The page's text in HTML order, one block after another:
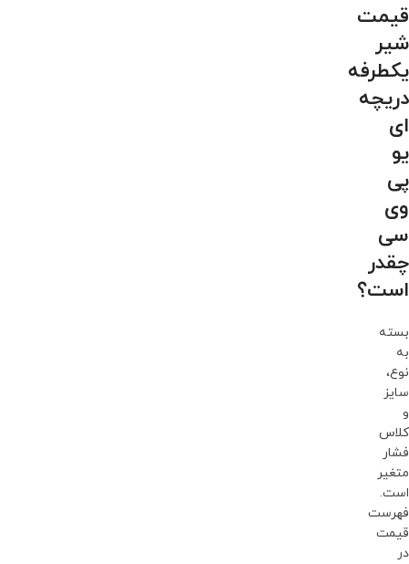
قیمت
شیر
یکطرفه
دریچه
ای
یو
پی
وی
سی
چقدر
است؟
بسته
به
نوع،
سایز
و
کلاس
فشار
متغیر
است.
فهرست
قیمت
در